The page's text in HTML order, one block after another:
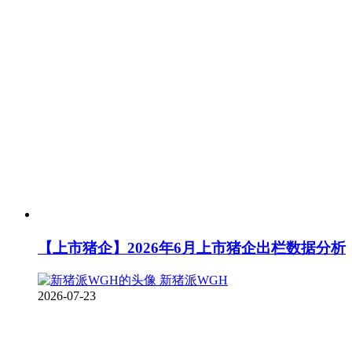
【上市猪企】2026年6月上市猪企出栏数据分析
新猪派WGH
2026-07-23